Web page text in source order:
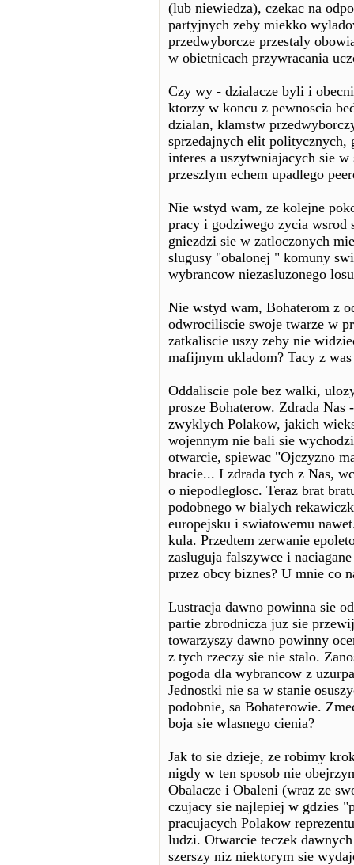
(lub niewiedza), czekac na
partyjnych zeby miekko
przedwyborcze przestaly
w obietnicach przywracania
Czy wy - dzialacze byli i
ktorzy w koncu z pewnoscia
dzialan, klamstw
sprzedajnych elit politycznych,
interes a uszytwniajacych sie
przeszlym echem upadlego
Nie wstyd wam, ze kolejne
pracy i godziwego zycia
gniezdzi sie w zatloczonych
slugusy "obalonej " komuny
wybrancow niezasluzonego
Nie wstyd wam, Bohaterom z
odwrociliscie swoje twarze w
zatkaliscie uszy zeby nie
mafijnym ukladom? Tacy z
Oddaliscie pole bez walki,
prosze Bohaterow. Zdrada
zwyklych Polakow, jakich
wojennym nie bali sie
otwarcie, spiewac "Ojczyzno
bracie... I zdrada tych z Nas,
o niepodleglosc. Teraz brat
podobnego w bialych
europejsku i swiatowemu
kula. Przedtem zerwanie
zasluguja falszywce i
przez obcy biznes? U mnie co
Lustracja dawno powinna sie
partie zbrodnicza juz sie
towarzyszy dawno powinny
z tych rzeczy sie nie stalo.
pogoda dla wybrancow z
Jednostki nie sa w stanie
podobnie, sa Bohaterowie.
boja sie wlasnego cienia?
Jak to sie dzieje, ze robimy
nigdy w ten sposob nie
Obalacze i Obaleni (wraz ze
czujacy sie najlepiej w gdzies
pracujacych Polakow
ludzi. Otwarcie teczek
szerszy niz niektorym sie